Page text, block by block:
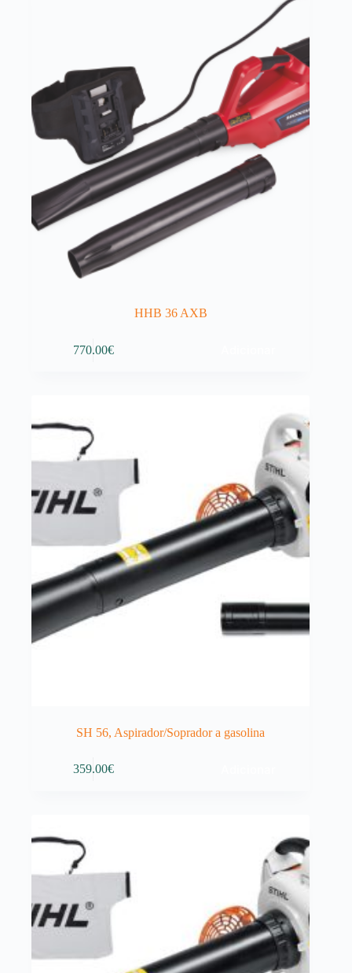
HHB 36 AXB
770.00€
SH 56, Aspirador/Soprador a gasolina
359.00€